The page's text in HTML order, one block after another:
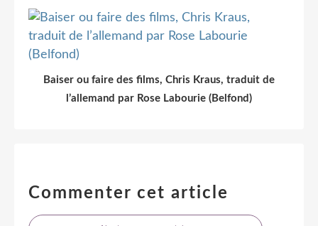
Baiser ou faire des films, Chris Kraus, traduit de
l’allemand par Rose Labourie (Belfond)
Commenter cet article